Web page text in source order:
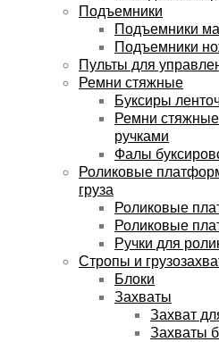
Подъемники
Подъемники
Подъемники
Пульты для
Ремни стяжные
Буксиры
Ремни
ручками
Фалы
Роликовые
груза
Роликовые
Роликовые
Ручки для
Стропы и
Блоки
Захваты
Захват
Захваты